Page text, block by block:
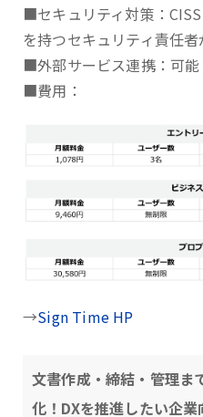
■セキュリティ対策：
を持つセキュリティ責任
■外部サービス連携：可能
■費用：
→Sign Time HP
文書作成・締結・管理ま
化！DXを推進したい企業